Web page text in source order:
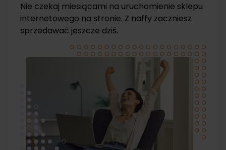
Nie czekaj miesiącami na uruchomienie sklepu
internetowego na stronie. Z naffy zaczniesz
sprzedawać jeszcze dziś.